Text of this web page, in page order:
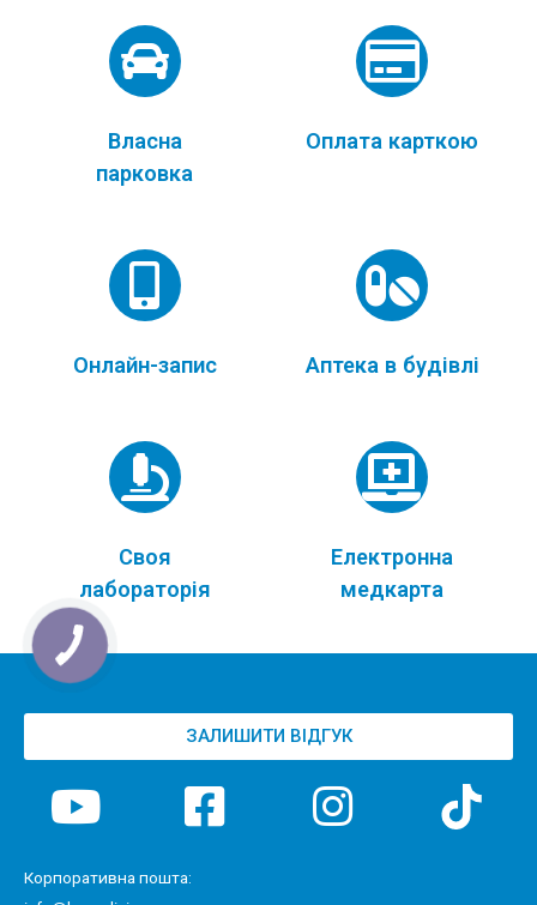
Власна
парковка
Оплата карткою
Онлайн-запис Аптека в будівлі
Своя
лабораторія
Електронна
медкарта
ЗАЛИШИТИ ВІДГУК
Корпоративна пошта: